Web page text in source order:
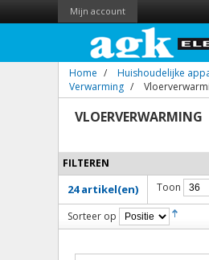
Mijn account
Home / Huishoudelijke
Verwarming /
VLOERVERWARMING
FILTEREN
24 artikel(en) Toon
Sorteer op